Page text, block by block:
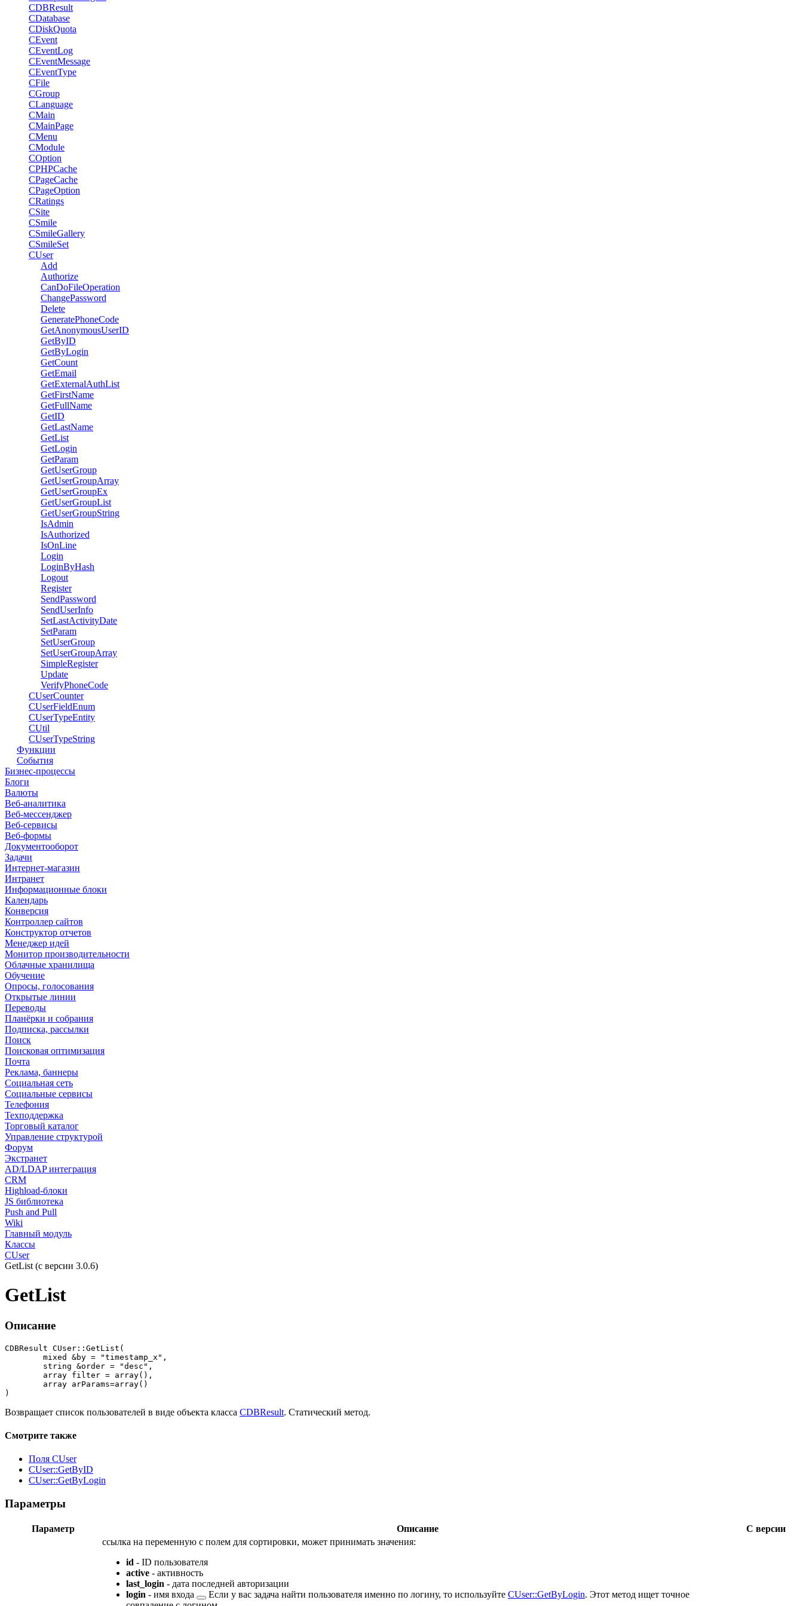
CDBResult
CDatabase
CDiskQuota
CEvent
CEventLog
CEventMessage
CEventType
CFile
CGroup
CLanguage
CMain
CMainPage
CMenu
CModule
COption
CPHPCache
CPageCache
CPageOption
CRatings
CSite
CSmile
CSmileGallery
CSmileSet
CUser
Add
Authorize
CanDoFileOperation
ChangePassword
Delete
GeneratePhoneCode
GetAnonymousUserID
GetByID
GetByLogin
GetCount
GetEmail
GetExternalAuthList
GetFirstName
GetFullName
GetID
GetLastName
GetList
GetLogin
GetParam
GetUserGroup
GetUserGroupArray
GetUserGroupEx
GetUserGroupList
GetUserGroupString
IsAdmin
IsAuthorized
IsOnLine
Login
LoginByHash
Logout
Register
SendPassword
SendUserInfo
SetLastActivityDate
SetParam
SetUserGroup
SetUserGroupArray
SimpleRegister
Update
VerifyPhoneCode
CUserCounter
CUserFieldEnum
CUserTypeEntity
CUtil
CUserTypeString
Функции
События
Бизнес-процессы
Блоги
Валюты
Веб-аналитика
Веб-мессенджер
Веб-сервисы
Веб-формы
Документооборот
Задачи
Интернет-магазин
Интранет
Информационные блоки
Календарь
Конверсия
Контроллер сайтов
Конструктор отчетов
Менеджер идей
Монитор производительности
Облачные хранилища
Обучение
Опросы, голосования
Открытые линии
Переводы
Планёрки и собрания
Подписка, рассылки
Поиск
Поисковая оптимизация
Почта
Реклама, баннеры
Социальная сеть
Социальные сервисы
Телефония
Техподдержка
Торговый каталог
Управление структурой
Форум
Экстранет
AD/LDAP интеграция
CRM
Highload-блоки
JS библиотека
Push and Pull
Wiki
Главный модуль
Классы
CUser
GetList (с версии 3.0.6)
GetList
Описание
CDBResult CUser::GetList(
)
Возвращает список пользователей в виде объекта класса CDBResult. Статический метод.
Смотрите также
Поля CUser
CUser::GetByID
CUser::GetByLogin
Параметры
Параметр Описание
С версии
ссылка на переменную с полем для сортировки, может принимать значения:
id - ID пользователя
active - активность
last_login - дата последней авторизации
login - имя входа Если у вас задача найти пользователя именно по логину, то используйте CUser::GetByLogin. Этот метод ищет точное